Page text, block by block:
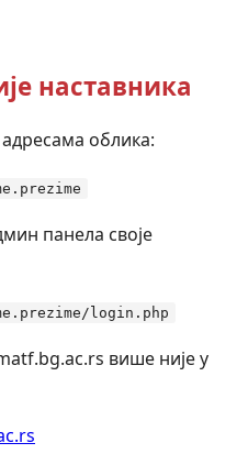
наставника
облика:
панела своје
login.php
више није у